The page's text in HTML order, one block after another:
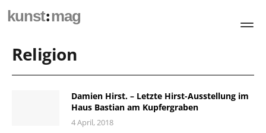
kunst:mag
Religion
Damien Hirst. – Letzte Hirst-Ausstellung im
Haus Bastian am Kupfergraben
4 April, 2018